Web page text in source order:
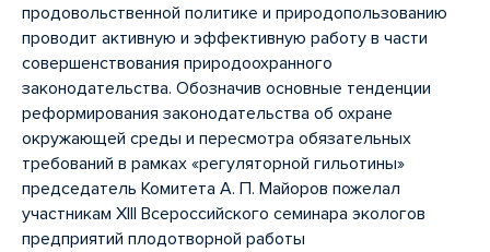
продовольственной политике и природопользованию
проводит активную и эффективную работу в части
совершенствования природоохранного
законодательства. Обозначив основные тенденции
реформирования законодательства об охране
окружающей среды и пересмотра обязательных
требований в рамках «регуляторной гильотины»
председатель Комитета А. П. Майоров пожелал
участникам XIII Всероссийского семинара экологов
предприятий плодотворной работы